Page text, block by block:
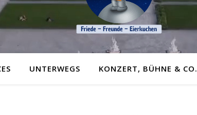
UNTERWEGS KONZERT, BÜHNE & CO.